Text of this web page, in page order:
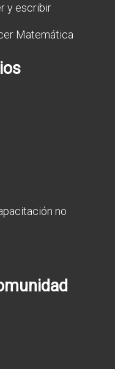
y escribir
Matemática
no